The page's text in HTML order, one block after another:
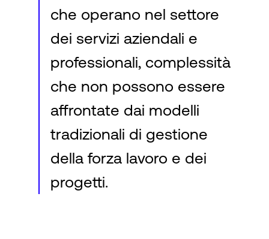
che operano nel settore
dei servizi aziendali e
professionali, complessità
che non possono essere
affrontate dai modelli
tradizionali di gestione
della forza lavoro e dei
progetti.